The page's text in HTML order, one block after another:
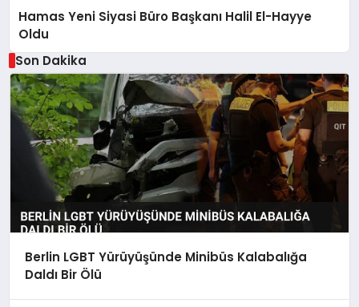
Hamas Yeni Siyasi Büro Başkanı Halil El-Hayye
Oldu
Son Dakika
Berlin LGBT Yürüyüşünde Minibüs Kalabalığa
Daldı Bir Ölü